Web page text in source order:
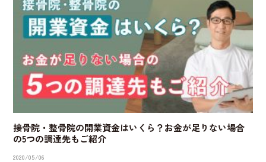
接骨院・整骨院の開業資金はいくら？お金が足りない場合
の5つの調達先もご紹介
2020/05/06